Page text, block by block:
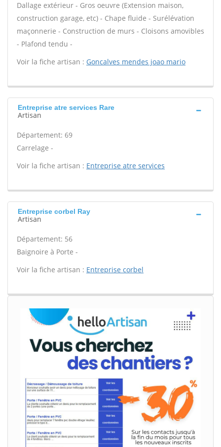
Dallage extérieur - Gros oeuvre (Extension maison,
construction garage, etc) - Chape fluide - Surélévation
maçonnerie - Construction de murs - Cloisons amovibles
- Plafond tendu -
Voir la fiche artisan : Goncalves mendes joao mario
Entreprise atre services Rare
Artisan
Département: 69
Carrelage -
Voir la fiche artisan : Entreprise atre services
Entreprise corbel Ray
Artisan
Département: 56
Baignoire à Porte -
Voir la fiche artisan : Entreprise corbel